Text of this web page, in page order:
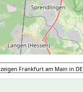
zeigen Frankfurt am Main in DE